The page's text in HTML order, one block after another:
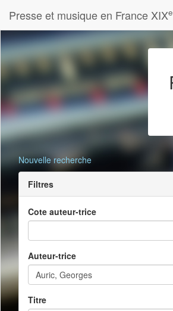
Presse et musique en France XIXe
Nouvelle recherche
Filtres
Cote auteur-trice
Auteur-trice
Titre